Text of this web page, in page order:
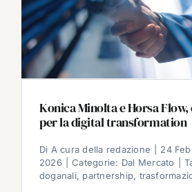
CARRIERE
VIDEO
EVENTI
Konica Minolta e Horsa
per la digital transformation
Di A cura della redazione
24
2026
Categorie: Dal Mercato
doganali, partnership,